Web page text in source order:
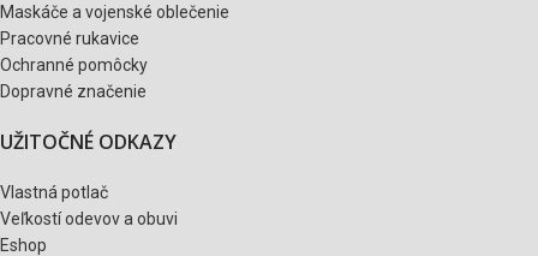
Maskáče a vojenské oblečenie
Pracovné rukavice
Ochranné pomôcky
Dopravné značenie
UŽITOČNÉ ODKAZY
Vlastná potlač
Veľkostí odevov a obuvi
Eshop